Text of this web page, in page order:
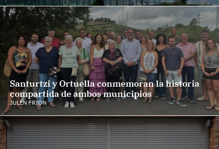
Santurtzi y Ortuella conmemoran la historia
compartida de ambos municipios
JULEN FRIÓN